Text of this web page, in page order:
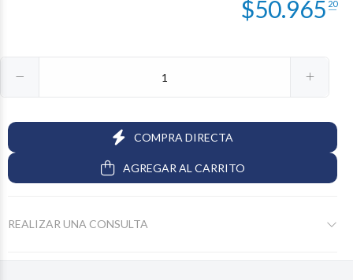
$50.965 20
COMPRA DIRECTA
AGREGAR AL CARRITO
REALIZAR UNA CONSULTA